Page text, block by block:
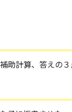
助計算、答えの